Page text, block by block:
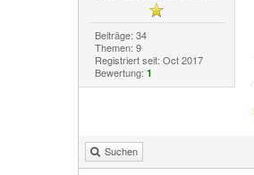
Beiträge: 34
Themen: 9
Registriert seit: Oct 2017
Bewertung: 1
Suchen